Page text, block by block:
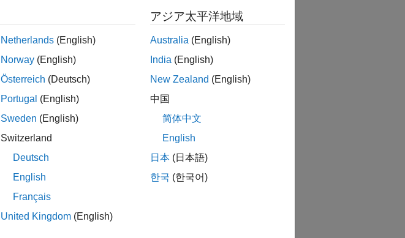
Netherlands (English)
Norway (English)
Österreich (Deutsch)
Portugal (English)
Sweden (English)
Switzerland
Deutsch
English
Français
United Kingdom (English)
アジア太平洋地域
Australia (English)
India (English)
New Zealand (English)
中国
简体中文
English
日本 (日本語)
한국 (한국어)